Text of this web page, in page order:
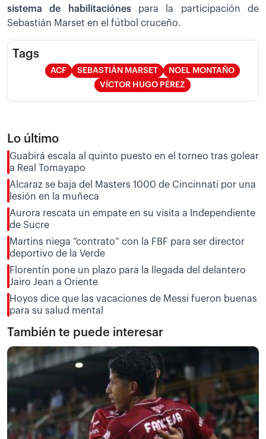
sistema de habilitaciónes para la participación de
Sebastián Marset en el fútbol cruceño.
Tags
ACF SEBASTIÁN MARSET
NOEL MONTAÑO
VÍCTOR HUGO PÉREZ
Lo último
Guabirá escala al quinto puesto en el torneo tras golear
a Real Tomayapo
Alcaraz se baja del Masters 1000 de Cincinnati por una
lesión en la muñeca
Aurora rescata un empate en su visita a Independiente
de Sucre
Martins niega “contrato” con la FBF para ser director
deportivo de la Verde
Florentín pone un plazo para la llegada del delantero
Jairo Jean a Oriente
Hoyos dice que las vacaciones de Messi fueron buenas
para su salud mental
También te puede interesar